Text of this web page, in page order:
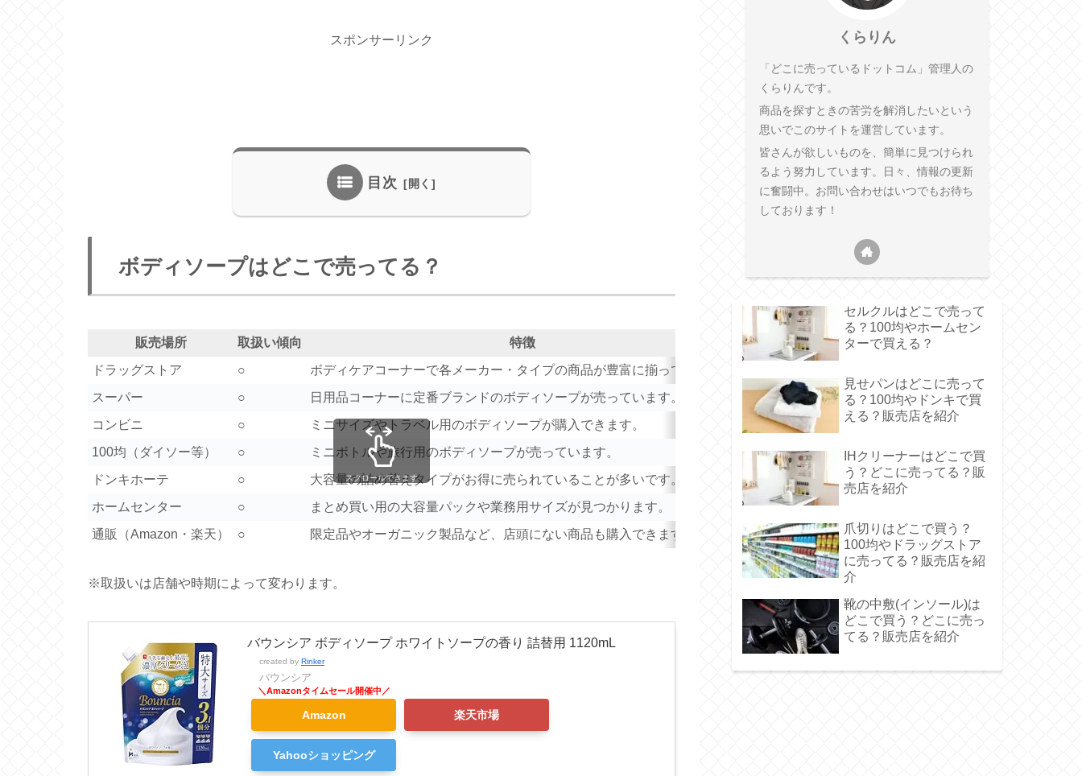
スポンサーリンク
目次
ボディソープはどこで売ってる？
販売場所 取扱い傾向
特徴
ドラッグストア
○
ボディケアコーナーで各メーカー・タイプの商品が豊富に揃っています。
スーパー
○
日用品コーナーに定番ブランドのボディソープが売っています。
コンビニ
○
ミニサイズやトラベル用のボディソープが購入できます。
100均（ダイソー等）
○
ミニボトルや旅行用のボディソープが売っています。
ドンキホーテ
○
大容量の詰め替えタイプがお得に売られていることが多いです。
ホームセンター
○
まとめ買い用の大容量パックや業務用サイズが見つかります。
通販（Amazon・楽天）
○ 限定品やオーガニック製品など、店頭にない商品も購入できます。
スクロールできます
※取扱いは店舗や時期によって変わります。
バウンシア ボディソープ ホワイトソープの香り 詰替用 1120mL
created by Rinker
バウンシア
Amazon 楽天市場
Yahooショッピング
くらりん
「どこに売っているドットコム」管理人の
くらりんです。
商品を探すときの苦労を解消したいという
思いでこのサイトを運営しています。
皆さんが欲しいものを、簡単に見つけられ
るよう努力しています。日々、情報の更新
に奮闘中。お問い合わせはいつでもお待ち
しております！
セルクルはどこで売って
る？100均やホームセン
ターで買える？
見せパンはどこに売って
る？100均やドンキで買
える？販売店を紹介
IHクリーナーはどこで買
う？どこに売ってる？販
売店を紹介
爪切りはどこで買う？
100均やドラッグストア
に売ってる？販売店を紹
介
靴の中敷(インソール)は
どこで買う？どこに売っ
てる？販売店を紹介